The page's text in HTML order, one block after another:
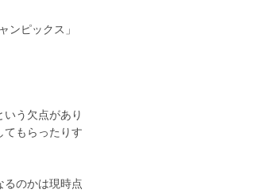
ピックス」
う欠点があり
てもらったりす
のかは現時点